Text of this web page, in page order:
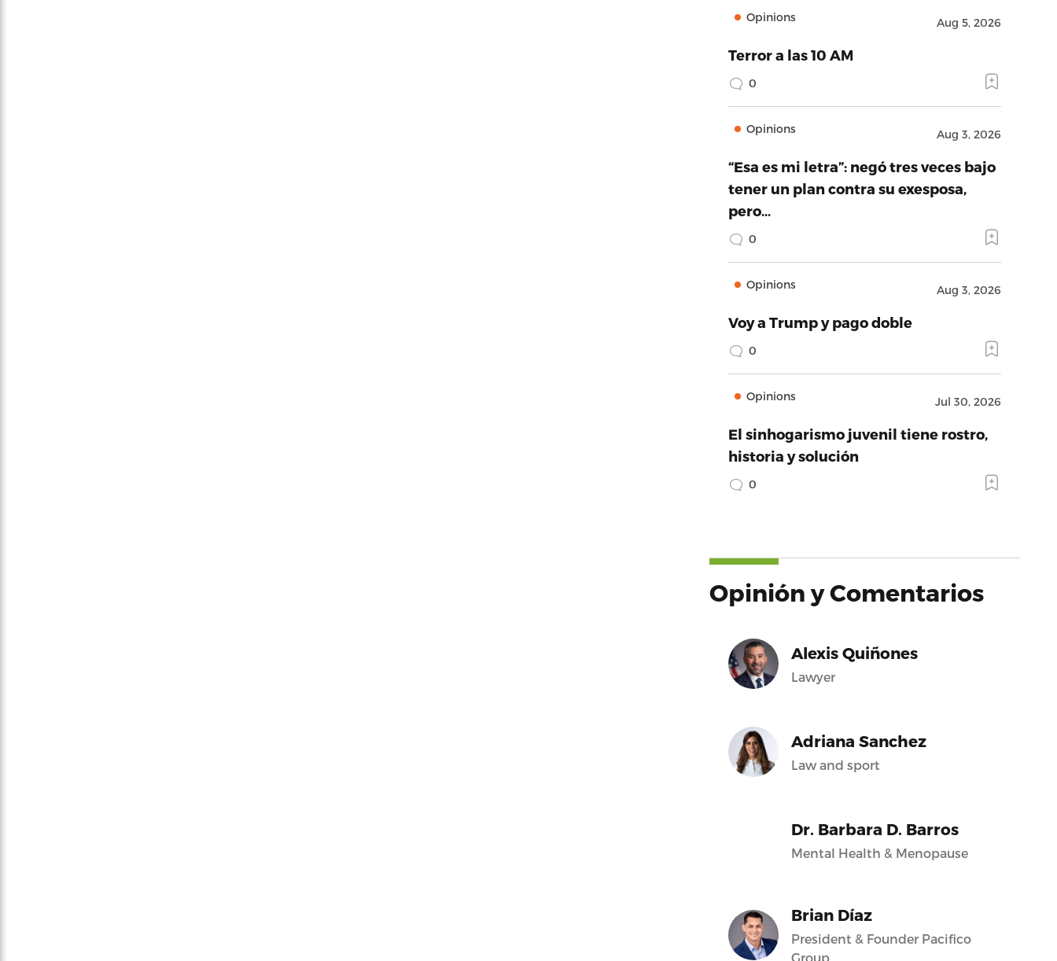
Opinions Aug 5, 2026
Terror a las 10 AM
0
Opinions Aug 3, 2026
“Esa es mi letra”: negó tres veces bajo
tener un plan contra su exesposa,
pero…
0
Opinions Aug 3, 2026
Voy a Trump y pago doble
0
Opinions Jul 30, 2026
El sinhogarismo juvenil tiene rostro,
historia y solución
0
Opinión y Comentarios
Alexis Quiñones
Lawyer
Adriana Sanchez
Law and sport
Dr. Barbara D. Barros
Mental Health & Menopause
Brian Díaz
President & Founder Pacifico
Group